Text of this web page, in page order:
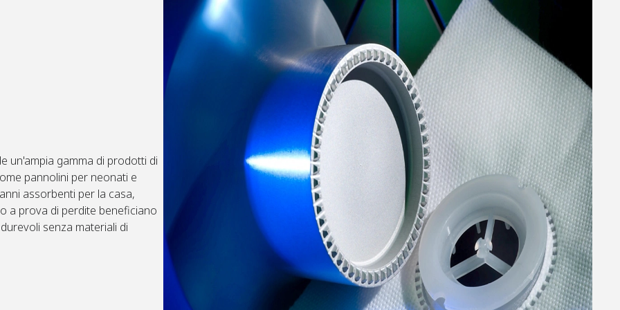
un'ampia gamma di prodotti di
pannolini per neonati e
assorbenti per la casa,
a prova di perdite beneficiano
senza materiali di